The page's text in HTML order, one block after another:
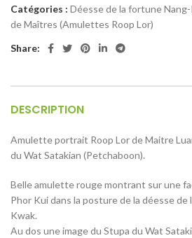
Catégories : Déesse de la fortune
de Maîtres (Amulettes Roop Lor)
Share:
DESCRIPTION
Amulette portrait Roop Lor de Maitre
du Wat Satakian (Petchaboon).
Belle amulette rouge montrant sur une
Phor Kui dans la posture de la déesse
Kwak.
Au dos une image du Stupa du Wat